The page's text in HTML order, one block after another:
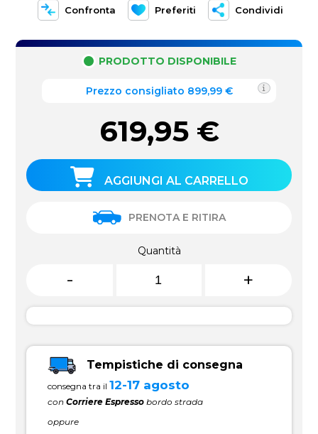
Confronta Preferiti Condividi
PRODOTTO DISPONIBILE
Prezzo consigliato 899,99 €
619,95 €
AGGIUNGI AL CARRELLO
PRENOTA E RITIRA
Quantità
- +
Tempistiche di consegna
consegna tra il 12-17 agosto
conCorriere Espresso bordo strada
oppure